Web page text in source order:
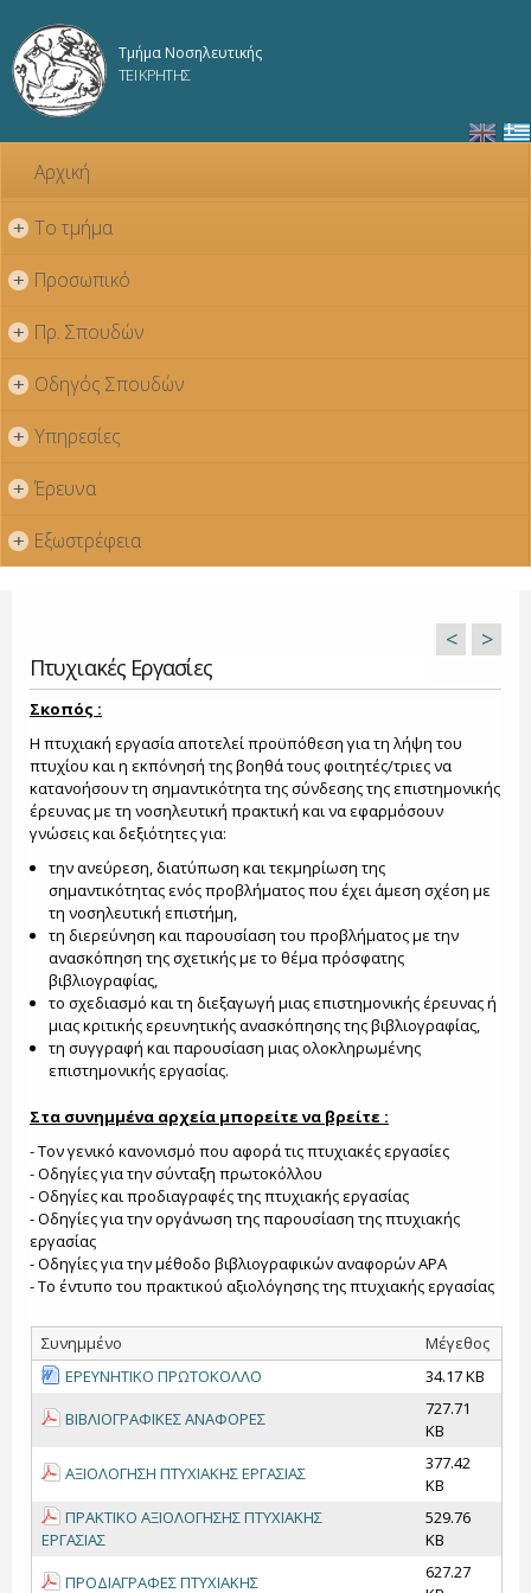
κυρίως
Τμήμα Νοσηλευτικής
ΤΕΙ ΚΡΗΤΗΣ
Αρχική
+ Το τμήμα
+ Προσωπικό
+ Πρ. Σπουδών
+ Οδηγός Σπουδών
+ Υπηρεσίες
+ Έρευνα
+ Εξωστρέφεια
Πτυχιακές Εργασίες
< >
Σκοπός :
Η πτυχιακή εργασία αποτελεί προϋπόθεση για τη λήψη του
πτυχίου και η εκπόνησή της βοηθά τους φοιτητές/τριες να
κατανοήσουν τη σημαντικότητα της σύνδεσης της επιστημονικής
έρευνας με τη νοσηλευτική πρακτική και να εφαρμόσουν
γνώσεις και δεξιότητες για:
την ανεύρεση, διατύπωση και τεκμηρίωση της
σημαντικότητας ενός προβλήματος που έχει άμεση σχέση με
τη νοσηλευτική επιστήμη,
τη διερεύνηση και παρουσίαση του προβλήματος με την
ανασκόπηση της σχετικής με το θέμα πρόσφατης
βιβλιογραφίας,
το σχεδιασμό και τη διεξαγωγή μιας επιστημονικής έρευνας ή
μιας κριτικής ερευνητικής ανασκόπησης της βιβλιογραφίας,
τη συγγραφή και παρουσίαση μιας ολοκληρωμένης
επιστημονικής εργασίας.
Στα συνημμένα αρχεία μπορείτε να βρείτε :
- Τον γενικό κανονισμό που αφορά τις πτυχιακές εργασίες
- Οδηγίες για την σύνταξη πρωτοκόλλου
- Οδηγίες και προδιαγραφές της πτυχιακής εργασίας
- Οδηγίες για την οργάνωση της παρουσίαση της πτυχιακής
εργασίας
- Οδηγίες για την μέθοδο βιβλιογραφικών αναφορών APA
- Το έντυπο του πρακτικού αξιολόγησης της πτυχιακής εργασίας
Συνημμένο
Μέγεθος
ΕΡΕΥΝΗΤΙΚΟ ΠΡΩΤΟΚΟΛΛΟ
34.17 KB
ΒΙΒΛΙΟΓΡΑΦΙΚΕΣ ΑΝΑΦΟΡΕΣ
727.71
KB
ΑΞΙΟΛΟΓΗΣΗ ΠΤΥΧΙΑΚΗΣ ΕΡΓΑΣΙΑΣ
377.42
KB
ΠΡΑΚΤΙΚΟ ΑΞΙΟΛΟΓΗΣΗΣ ΠΤΥΧΙΑΚΗΣ
ΕΡΓΑΣΙΑΣ
529.76
KB
ΠΡΟΔΙΑΓΡΑΦΕΣ ΠΤΥΧΙΑΚΗΣ
627.27